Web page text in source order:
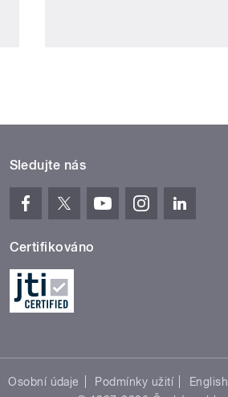
Sledujte nás
Certifikováno
Osobní údaje Podmínky užití
English